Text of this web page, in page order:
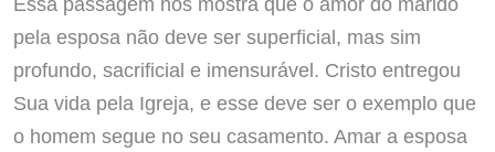
pela esposa não deve ser superficial, mas sim
profundo, sacrificial e imensurável. Cristo entregou
Sua vida pela Igreja, e esse deve ser o exemplo que
o homem segue no seu casamento. Amar a esposa